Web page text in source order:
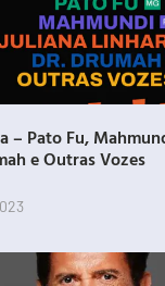
– Pato Fu,
e Outras Vozes